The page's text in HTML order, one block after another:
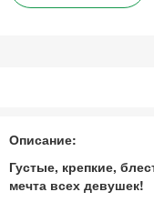
Описание:
Густые, крепкие,
мечта всех девушек!